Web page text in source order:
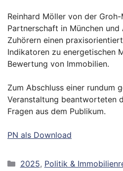
Reinhard Möller von der
Partnerschaft in München
Zuhörern einen
Indikatoren zu energetischen
Bewertung von Immobilien.
Zum Abschluss einer rundum
Veranstaltung beantworteten
Fragen aus dem Publikum.
PN als Download
Kategorien
2025, Politik &